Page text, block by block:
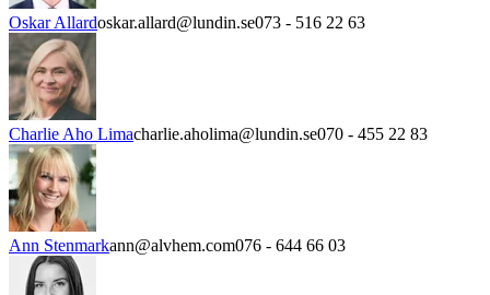
Oskar Allardoskar.allard@lundin.se073 - 516 22 63
Charlie Aho Limacharlie.aholima@lundin.se070 - 455 22 83
Ann Stenmarkann@alvhem.com076 - 644 66 03